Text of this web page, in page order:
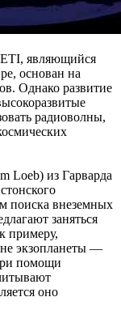
являющийся
основан на
Однако развитие
радиоволны,
Loeb) из Гарварда
поиска внеземных
заняться
примеру,
экзопланеты —
помощи
оно